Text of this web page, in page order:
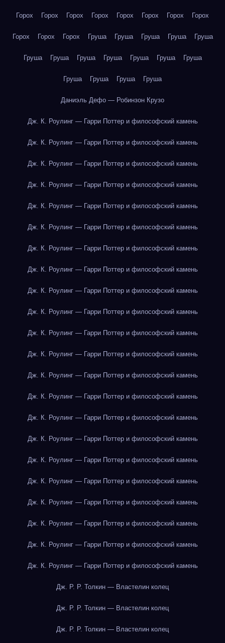
Горох Горох Горох Горох Горох Горох Горох Горох
Горох Горох Горох Груша Груша Груша Груша Груша
Груша Груша Груша Груша Груша Груша Груша
Груша Груша Груша Груша
Даниэль Дефо — Робинзон Крузо
Дж. К. Роулинг — Гарри Поттер и философский камень
Дж. К. Роулинг — Гарри Поттер и философский камень
Дж. К. Роулинг — Гарри Поттер и философский камень
Дж. К. Роулинг — Гарри Поттер и философский камень
Дж. К. Роулинг — Гарри Поттер и философский камень
Дж. К. Роулинг — Гарри Поттер и философский камень
Дж. К. Роулинг — Гарри Поттер и философский камень
Дж. К. Роулинг — Гарри Поттер и философский камень
Дж. К. Роулинг — Гарри Поттер и философский камень
Дж. К. Роулинг — Гарри Поттер и философский камень
Дж. К. Роулинг — Гарри Поттер и философский камень
Дж. К. Роулинг — Гарри Поттер и философский камень
Дж. К. Роулинг — Гарри Поттер и философский камень
Дж. К. Роулинг — Гарри Поттер и философский камень
Дж. К. Роулинг — Гарри Поттер и философский камень
Дж. К. Роулинг — Гарри Поттер и философский камень
Дж. К. Роулинг — Гарри Поттер и философский камень
Дж. К. Роулинг — Гарри Поттер и философский камень
Дж. К. Роулинг — Гарри Поттер и философский камень
Дж. К. Роулинг — Гарри Поттер и философский камень
Дж. К. Роулинг — Гарри Поттер и философский камень
Дж. К. Роулинг — Гарри Поттер и философский камень
Дж. Р. Р. Толкин — Властелин колец
Дж. Р. Р. Толкин — Властелин колец
Дж. Р. Р. Толкин — Властелин колец